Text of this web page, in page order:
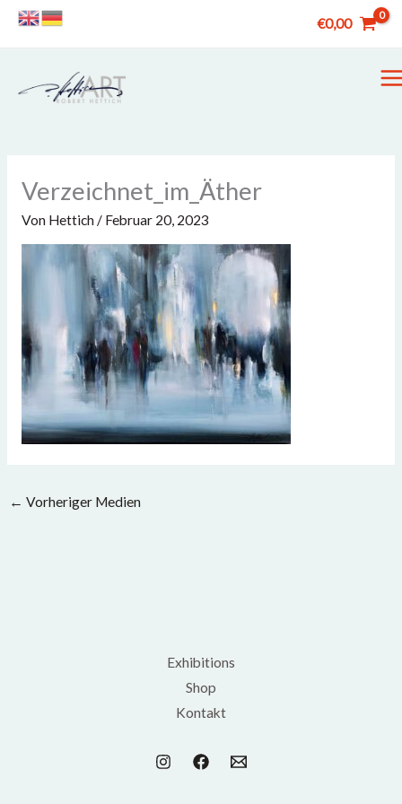
Zum
€0,00
Verzeichnet_im_Äther
Von Hettich / Februar 20, 2023
← Vorheriger Medien
Exhibitions
Shop
Kontakt